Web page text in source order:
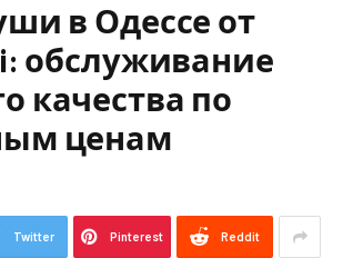
в Одессе от
обслуживание
качества по
ценам
Twitter Pinterest Reddit